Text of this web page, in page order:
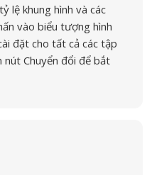
lệ khung hình và các
vào biểu tượng hình
đặt cho tất cả các tập
nút Chuyển đổi để bắt